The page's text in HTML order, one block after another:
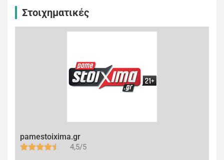
Στοιχηματικές
pamestoixima.gr
4,5/5